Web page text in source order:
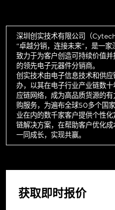
深圳创实技术有限公司（
“卓越分销，连接未来”，是一家
致力于为客户创造可持续价值
的领先电子元器件分销商。
创实技术由电子信息技术和供
办，以其在电子行业产业链数
应链网络，成为高品质货源的
购服务，为遍布全球50多个国
业在内的数千家客户提供个性
链解决方案，在帮助客户优化
一同成长，实现共赢。
获取即时报价